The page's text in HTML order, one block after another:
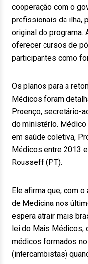
cooperação com o
profissionais da ilha,
original do programa.
oferecer cursos de
participantes como
Os planos para a
Médicos foram
Proenço, secretário-
do ministério.
em saúde coletiva,
Médicos entre 2013
Rousseff (PT).
Ele afirma que, com
de Medicina nos
espera atrair mais
lei do Mais Médicos,
médicos formados
(intercambistas)